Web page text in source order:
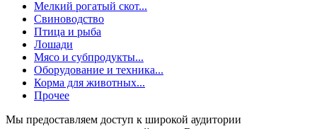
Мелкий рогатый скот...
Свиноводство
Птица и рыба
Лошади
Мясо и субпродукты...
Оборудование и техника...
Корма для животных...
Прочее
Мы предоставляем доступ к широкой аудитории